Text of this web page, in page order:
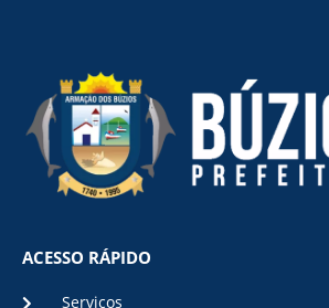
ACESSO RÁPIDO
Serviços